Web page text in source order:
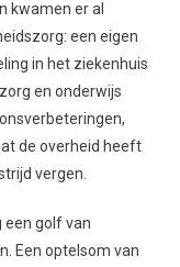
kwamen er al
een eigen
in het ziekenhuis
en onderwijs
de overheid heeft
vergen.
een golf van
Een optelsom van